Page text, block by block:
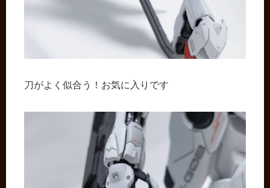
刀がよく似合う！お気に入りです